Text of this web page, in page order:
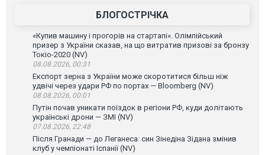
БЛОГОСТРІЧКА
«Купив машину і прогорів на стартапі». Олімпійський
призер з України сказав, на що витратив призові за бронзу
Токіо-2020 (NV)
08.08.2026, 00:31
Експорт зерна з України може скоротитися більш ніж
удвічі через удари РФ по портах — Bloomberg (NV)
08.08.2026, 00:01
Путін почав уникати поїздок в регіони РФ, куди долітають
українські дрони — ЗМІ (NV)
07.08.2026, 22:48
Після Гранади — до Леганеса: син Зінедіна Зідана змінив
клуб у чемпіонаті Іспанії (NV)